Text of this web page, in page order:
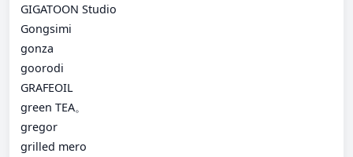
GIGATOON Studio
Gongsimi
gonza
goorodi
GRAFEOIL
green TEA。
gregor
grilled mero